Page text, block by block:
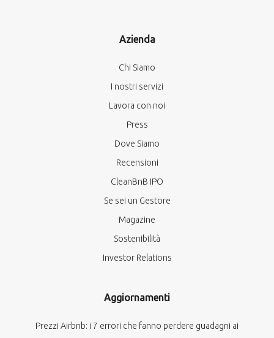
Azienda
Chi Siamo
I nostri servizi
Lavora con noi
Press
Dove Siamo
Recensioni
CleanBnB IPO
Se sei un Gestore
Magazine
Sostenibilità
Investor Relations
Aggiornamenti
Prezzi Airbnb: i 7 errori che fanno perdere guadagni ai